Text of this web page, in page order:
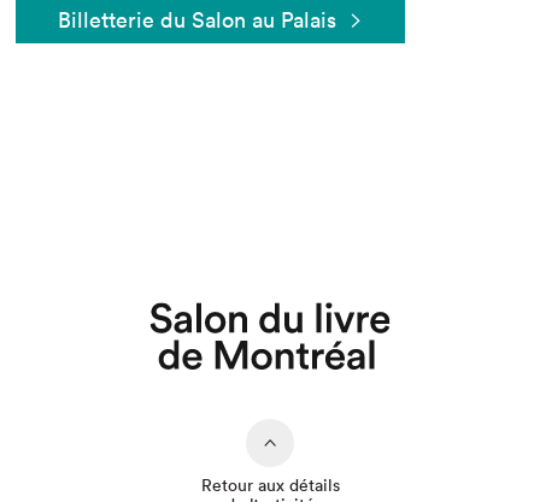
Billetterie du Salon au Palais
Retour aux détails